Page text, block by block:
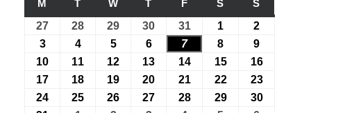
M ПОНЕДІЛОК
T ВІВТОРОК
WСЕРЕДА
T ЧЕТВЕР
FП’ЯТНИЦЯ
S СУБОТА
S
27 27.07.2026
28 28.07.2026
29 29.07.2026
30 30.07.2026
3131.07.2026
1 01.08.2026
2
303.08.2026
404.08.2026
505.08.2026
606.08.2026
707.08.2026
8 08.08.2026
9
10 10.08.2026
11 11.08.2026
12 12.08.2026
13 13.08.2026
1414.08.2026
1515.08.2026
1616.08.2026
17 17.08.2026
18 18.08.2026
19 19.08.2026
20 20.08.2026
2121.08.2026
2222.08.2026
2323.08.2026
24 24.08.2026
25 25.08.2026
26 26.08.2026
27 27.08.2026
2828.08.2026
2929.08.2026
3030.08.2026